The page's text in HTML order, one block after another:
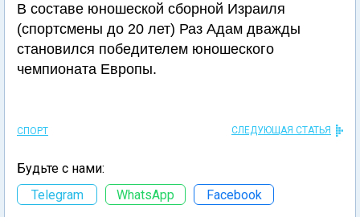
В составе юношеской сборной Израиля
(спортсмены до 20 лет) Раз Адам дважды
становился победителем юношеского
чемпионата Европы.
СПОРТ СЛЕДУЮЩАЯ СТАТЬЯ
Будьте с нами:
Telegram
WhatsApp Facebook